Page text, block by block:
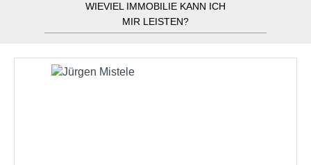
WIEVIEL IMMOBILIE KANN ICH
MIR LEISTEN?